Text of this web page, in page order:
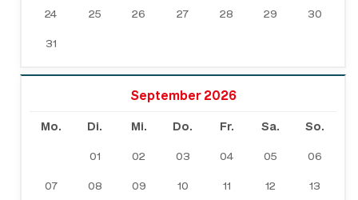
24 25 26 27 28 29 30
31
September 2026
Mo. Di. Mi. Do. Fr. Sa. So.
01 02 03 04 05 06
07 08 09 10 11 12 13